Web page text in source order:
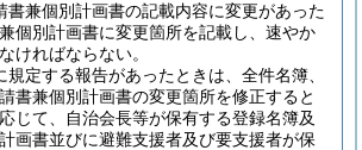
書兼個別計画書の記載内容に変更があった
個別計画書に変更箇所を記載し、速やか
ければならない。
規定する報告があったときは、全件名簿、
書兼個別計画書の変更箇所を修正すると
じて、自治会長等が保有する登録名簿及
画書並びに避難支援者及び要支援者が保